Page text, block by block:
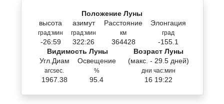
Положение Луны
высота
град:мин
-26:59
азимут
град:мин
322:26
Расстояние
км
364428
Элонгация
град
-155.1
Видимость Луны
Угл.Диам
arcsec.
1967.38
Освещение
%
95.4
Возраст Луны
(макс. - 29.5 дней)
дни час:мин
16 19:22